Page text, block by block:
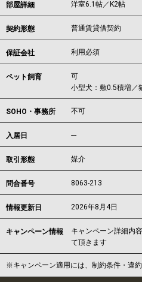
部屋詳細 洋室6.1帖／K2帖
契約形態 普通賃貸借契約
保証会社 利用必須
ペット飼育
可
小型犬：敷0.5積増／
SOHO・事務所 不可
入居日 ---
取引形態 媒介
問合番号 8063-213
情報更新日 2026年8月4日
キャンペーン情報
キャンペーン詳細内
て頂きます
※キャンペーン適用には、制約条件・違